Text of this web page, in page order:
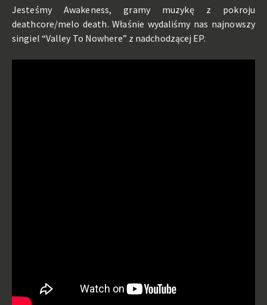
Jesteśmy Awakeness, gramy muzykę z pokroju
deathcore/melo death. Właśnie wydaliśmy nas najnowszy
singiel “Valley To Nowhere” z nadchodzącej EP.